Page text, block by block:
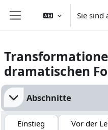
Website-Übersicht
Sie sind
dramatischen
Abschnitte
Einstieg Vor der